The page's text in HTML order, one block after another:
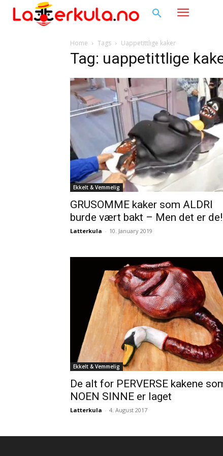
Home Tags Uappetittlige kaker
Tag: uappetittlige
Ekkelt & Vemmelig
GRUSOMME kaker som ALDRI
burde vært bakt – Men det er de!
Latterkula - 10. January 2019
Ekkelt & Vemmelig
De alt for PERVERSE kakene
NOEN SINNE er laget
Latterkula - 4. August 2017